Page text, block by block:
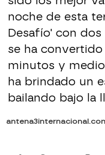
noche de esta
Desafío' con
se ha convertido
minutos y
ha brindado un
bailando bajo la